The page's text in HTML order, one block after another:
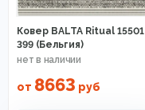
Ковер BALTA Ritual 15501
399 (Бельгия)
от 8663 руб